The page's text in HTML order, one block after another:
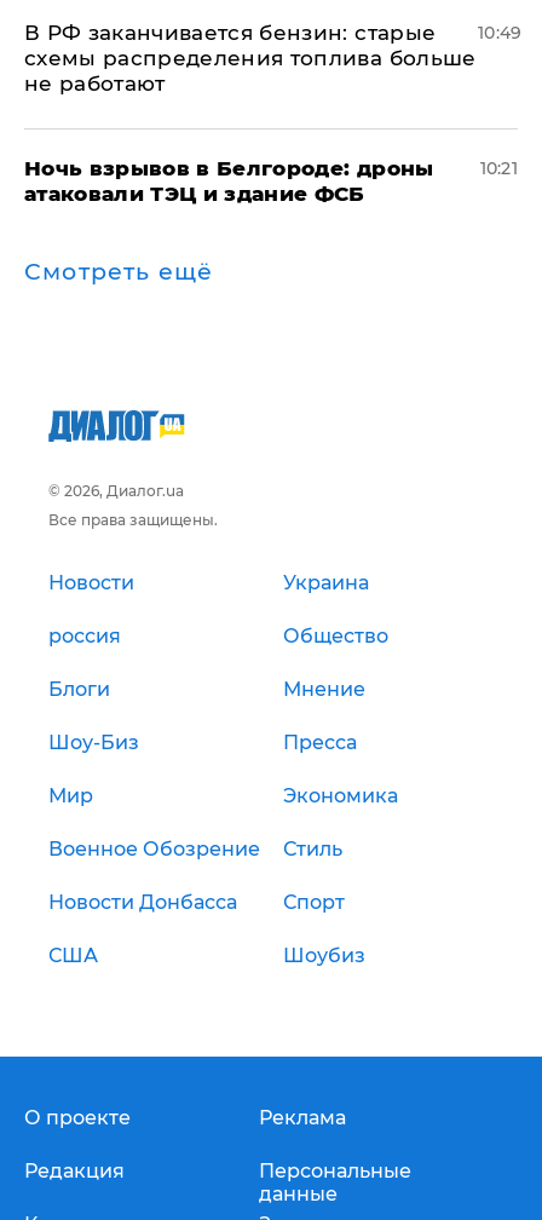
​В РФ заканчивается бензин: старые
схемы распределения топлива больше
не работают
10:49
​Ночь взрывов в Белгороде: дроны
атаковали ТЭЦ и здание ФСБ
10:21
Смотреть ещё
© 2026, Диалог.ua
Все права защищены.
Новости Украина
россия Общество
Блоги Мнение
Шоу-Биз Пресса
Мир Экономика
Военное Обозрение Стиль
Новости Донбасса Спорт
США Шоубиз
О проекте
Редакция
Реклама
Персональные
данные